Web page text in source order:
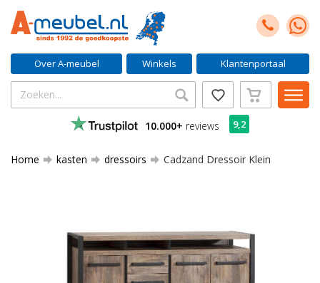
Over A-meubel Winkels Klantenportaal
10.000+ reviews 9,2
Home kasten dressoirs Cadzand Dressoir Klein